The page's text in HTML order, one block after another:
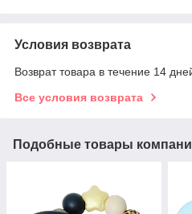
Условия возврата
Возврат товара в течение 14
Все условия возврата
Подобные товары